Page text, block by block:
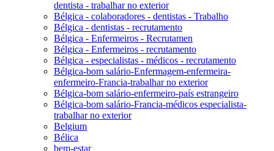
dentista - trabalhar no exterior
Bélgica - colaboradores - dentistas - Trabalho
Bélgica - dentistas - recrutamento
Bélgica - Enfermeiros - Recrutamen
Bélgica - Enfermeiros - recrutamento
Bélgica - especialistas - médicos - recrutamento
Bélgica-bom salário-Enfermagem-enfermeira-
enfermeiro-Francia-trabalhar no exterior
Bélgica-bom salário-enfermeiro-país estrangeiro
Bélgica-bom salário-Francia-médicos especialista-
trabalhar no exterior
Belgium
Bélica
bem-estar